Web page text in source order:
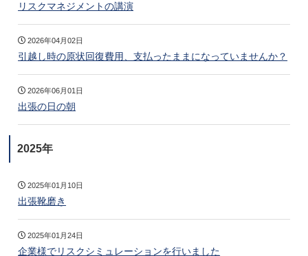
リスクマネジメントの講演
2026年04月02日
引越し時の原状回復費用、支払ったままになっていませんか？
2026年06月01日
出張の日の朝
2025年
2025年01月10日
出張靴磨き
2025年01月24日
企業様でリスクシミュレーションを行いました